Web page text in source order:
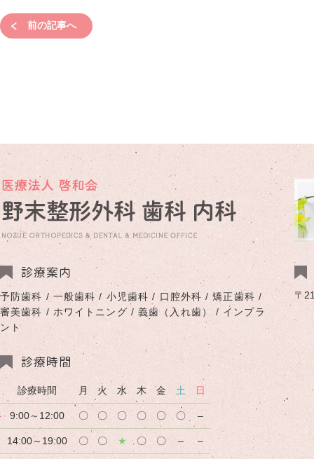
前の記事へ
診療案内
予防歯科 / 一般歯科 / 小児歯科 / 口腔外科 / 矯正歯科 /
審美歯科 / ホワイトニング / 義歯（入れ歯） / インプラ
ント
診療時間
診療時間 月 火 水 木 金 土 日
9:00～12:00 〇 〇 〇 〇 〇 〇 –
14:00～19:00 〇 〇 ★ 〇 〇 – –
〒